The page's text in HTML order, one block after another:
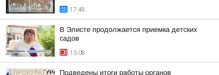
17:48
В Элисте продолжается приемка детских
садов
13:08
Подведены итоги работы органов